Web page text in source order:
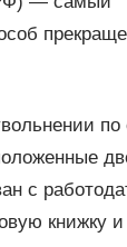
по
с
книжку